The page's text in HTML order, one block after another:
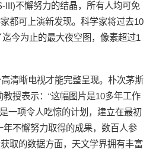
不懈努力的结晶，所有人均可免
都可上演新发现。科学家将过去10
今为止的最大夜空图，像素超过1
清晰电视才能完整呈现。朴次茅斯
授表示：“这幅图片是10多年工作
一项令人吃惊的计划，建立在最初
不懈努力取得的成果，数百人参
取的数据方面，天文学界拥有丰富